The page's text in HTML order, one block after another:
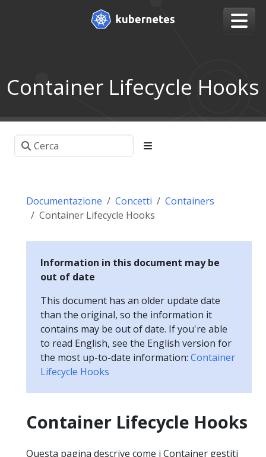
Container Lifecycle Hooks
Documentazione Concetti
Containers
Container Lifecycle Hooks
Information in this document may be
out of date
This document has an older update date
than the original, so the information it
contains may be out of date. If you're able
to read English, see the English version for
the most up-to-date information: Container
Lifecycle Hooks
Container Lifecycle Hooks
Questa pagina descrive come i Container gestiti